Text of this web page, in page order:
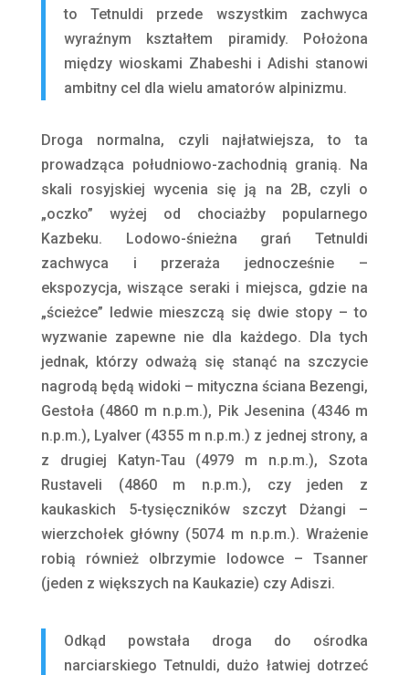
to Tetnuldi przede wszystkim zachwyca
wyraźnym kształtem piramidy. Położona
między wioskami Zhabeshi i Adishi stanowi
ambitny cel dla wielu amatorów alpinizmu.
Droga normalna, czyli najłatwiejsza, to ta
prowadząca południowo-zachodnią granią. Na
skali rosyjskiej wycenia się ją na 2B, czyli o
„oczko” wyżej od chociażby popularnego
Kazbeku. Lodowo-śnieżna grań Tetnuldi
zachwyca i przeraża jednocześnie –
ekspozycja, wiszące seraki i miejsca, gdzie na
„ścieżce” ledwie mieszczą się dwie stopy – to
wyzwanie zapewne nie dla każdego. Dla tych
jednak, którzy odważą się stanąć na szczycie
nagrodą będą widoki – mityczna ściana Bezengi,
Gestoła (4860 m n.p.m.), Pik Jesenina (4346 m
n.p.m.), Lyalver (4355 m n.p.m.) z jednej strony, a
z drugiej Katyn-Tau (4979 m n.p.m.), Szota
Rustaveli (4860 m n.p.m.), czy jeden z
kaukaskich 5-tysięczników szczyt Dżangi –
wierzchołek główny (5074 m n.p.m.). Wrażenie
robią również olbrzymie lodowce – Tsanner
(jeden z większych na Kaukazie) czy Adiszi.
Odkąd powstała droga do ośrodka
narciarskiego Tetnuldi, dużo łatwiej dotrzeć